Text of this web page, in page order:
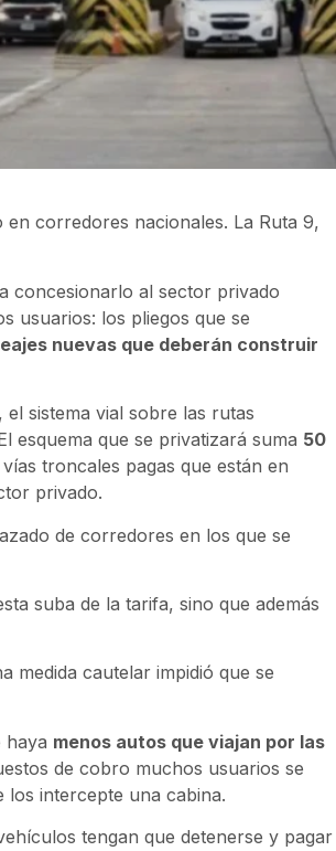
corredores nacionales. La Ruta 9,
concesionarlo al sector privado
usuarios: los pliegos que se
nuevas que deberán construir
sistema vial sobre las rutas
esquema que se privatizará suma 50
troncales pagas que están en
privado.
de corredores en los que se
suba de la tarifa, sino que además
medida cautelar impidió que se
haya menos autos que viajan por las
de cobro muchos usuarios se
intercepte una cabina.
tengan que detenerse y pagar